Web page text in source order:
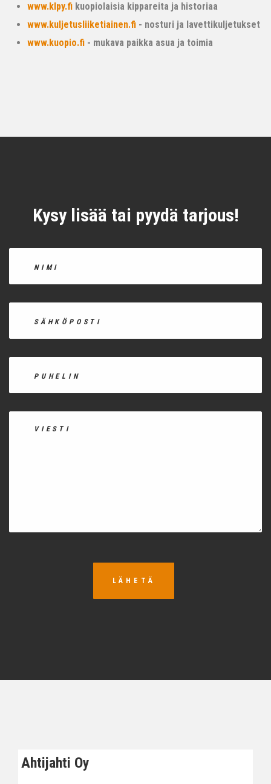
www.klpy.fi kuopiolaisia kippareita ja historiaa
www.kuljetusliiketiainen.fi - nosturi ja lavettikuljetukset
www.kuopio.fi - mukava paikka asua ja toimia
Kysy lisää tai pyydä tarjous!
LÄHETÄ
Ahtijahti Oy